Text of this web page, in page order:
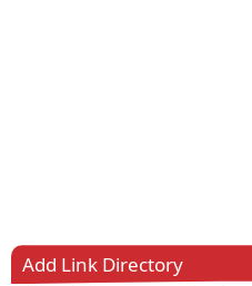
Add Link Directory